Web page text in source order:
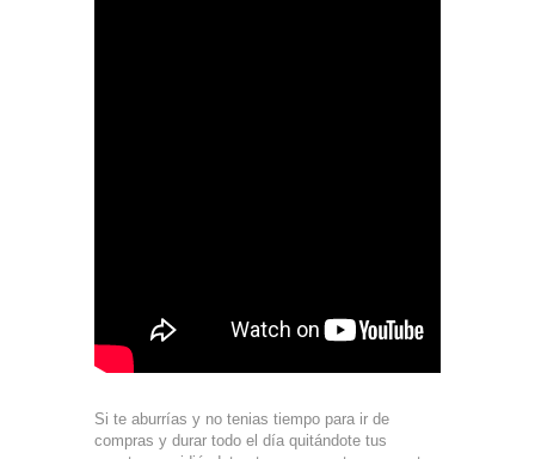
Si te aburrías y no tenias tiempo para ir de
compras y durar todo el día quitándote tus